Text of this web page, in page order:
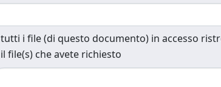
tutti i file (di questo documento) in accesso
il file(s) che avete richiesto